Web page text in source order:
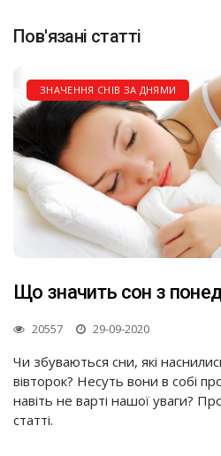
Пов'язані статті
ЗНАЧЕННЯ СНІВ ЗА ДНЯМИ
Що значить сон з
20557 29-09-2020
Чи збуваються сни, які
вівторок? Несуть вони в собі
навіть не варті нашої уваги?
статті.